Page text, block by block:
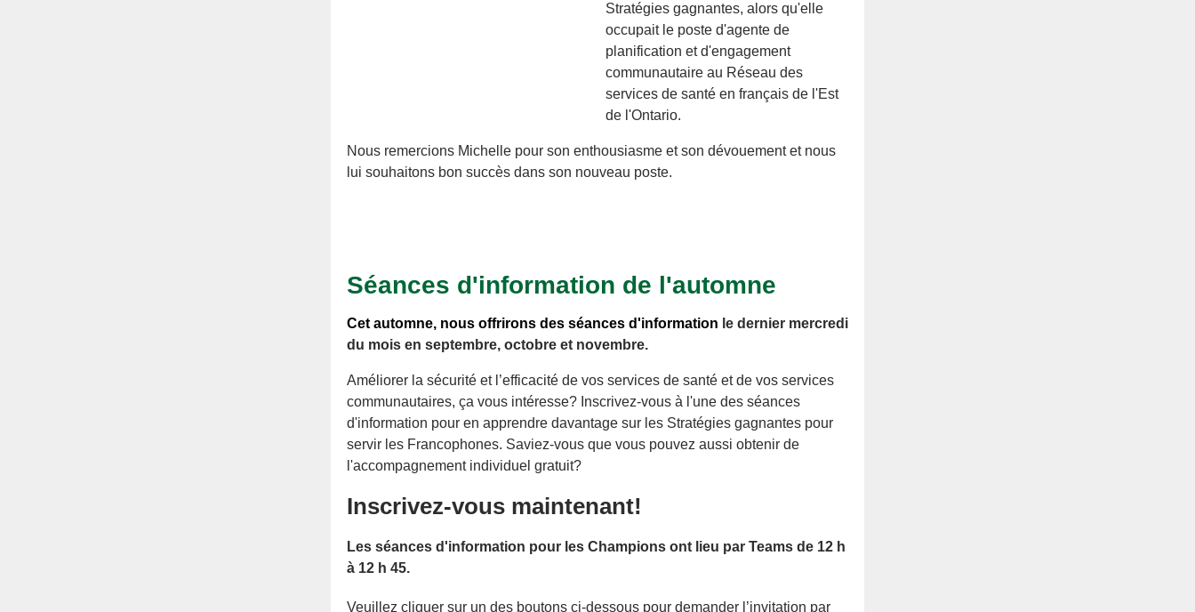
Stratégies gagnantes, alors qu'elle
occupait le poste d'agente de
planification et d'engagement
communautaire au Réseau des
services de santé en français de l'Est
de l'Ontario.
Nous remercions Michelle pour son enthousiasme et son dévouement et nous
lui souhaitons bon succès dans son nouveau poste.
Séances d'information de l'automne
Cet automne, nous offrirons des séances d'information le dernier mercredi
du mois en septembre, octobre et novembre.
Améliorer la sécurité et l’efficacité de vos services de santé et de vos services
communautaires, ça vous intéresse? Inscrivez-vous à l'une des séances
d'information pour en apprendre davantage sur les Stratégies gagnantes pour
servir les Francophones. Saviez-vous que vous pouvez aussi obtenir de
l'accompagnement individuel gratuit?
Inscrivez-vous maintenant!
Les séances d'information pour les Champions ont lieu par Teams de 12 h
à 12 h 45.
Veuillez cliquer sur un des boutons ci-dessous pour demander l’invitation par